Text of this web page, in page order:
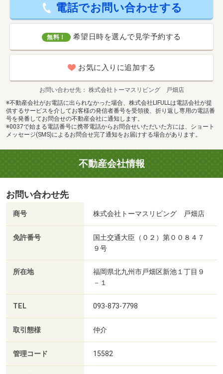
電話でお問い合わせする
無料！ 希望日時を選んで見学予約する
お気に入りに追加する
お問い合わせ先
株式会社トーマスリビング 戸畑店
※不動産会社がお電話に出られなかった場合、株式会社LIFULLは電話会社が提
供するサービスを介してお客様の発信者番号を受領後、折り返し専用の電話番
号を発番してお問合せの不動産会社に通知します。
※0037で始まる電話番号に携帯電話からお問合せいただいた方には、ショート
メッセージ(SMS)によるお問合せ完了通知をお届けする場合があります。
不動産会社情報
お問い合わせ先
商号 株式会社トーマスリビング 戸畑店
免許番号
国土交通大臣（０２）第００８４７
９号
所在地
福岡県北九州市戸畑区新池１丁目９
－１
TEL 093-873-7798
取引態様 仲介
管理コード 15582